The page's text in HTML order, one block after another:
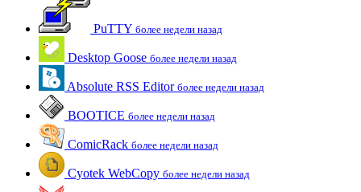
PuTTY более недели назад
Desktop Goose более недели назад
Absolute RSS Editor более недели назад
BOOTICE более недели назад
ComicRack более недели назад
Cyotek WebCopy более недели назад